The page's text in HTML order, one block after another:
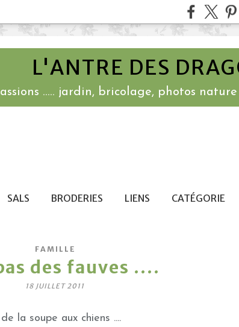
L'ANTRE DES
..... jardin, bricolage, photos
SALS BRODERIES LIENS CATÉGORIE
FAMILLE
des fauves ....
18 JUILLET 2011
la soupe aux chiens ....